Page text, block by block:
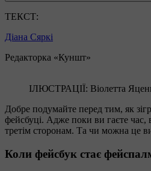
ТЕКСТ:
Діана Сяркі
Редакторка «Куншт»
ІЛЮСТРАЦІЇ: Віолетта
Добре подумайте перед тим, як
фейсбуці. Адже поки ви гаєте час,
третім сторонам. Та чи можна це
Коли фейсбук стає